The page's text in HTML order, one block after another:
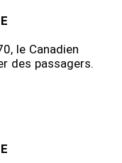
le Canadien
des passagers.